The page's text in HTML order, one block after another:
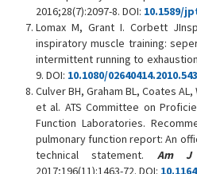
2016;28(7):2097-8. DOI: 10.1589/
Lomax M, Grant I. Corbett
inspiratory muscle training:
intermittent running to
9. DOI: 10.1080/
Culver BH, Graham BL, Coates
et al. ATS Committee on
Function Laboratories.
pulmonary function report: An
technical statement. Am J
2017;196(11):1463-72. DOI: